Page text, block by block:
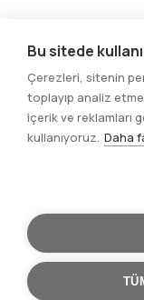
© 2025. Tüm hakları
Site Gizlilik Bildirimi
Site Kullanım Şartları
Bu sitede
Çerezleri, sitenin
toplayıp analiz
içerik ve reklamları
kullanıyoruz. Daha